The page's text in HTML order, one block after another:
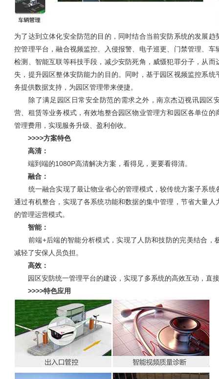
为了达到立体化安全防范的目的，同时结合当前安防系统的发展趋
控管理平台，融合视频监控、入侵报警、电子巡更、门禁管理、车
检测、智能互联等科技手段，减少安防死角，威慑犯罪分子，从而
失，提升园区整体安防能力的目的。同时，基于园区视频监控系统
务提供数据支持，为园区管理带来便捷。
除了满足园区日常安全防范的需求之外，南京杰迈视讯园区
营、租赁等业务模式，有效地整合园区物业管理方和园区各单位的
管理费用，实现服务升级、盈利创收。
>>>>方案特色
高清：
端到端的1080P高清解决方案，看得见，更要看得清。
融合：
统一融合实现了最让物业省心的管理模式，较传统方案子系统
通过有机整合，实现了各系统功能和数据的集中管理，节省大量人
的管理运营模式。
智能：
前端+后端的智能分析模式，实现了人防和技防的完美结合，
减轻了安保人员负担。
高效：
园区安防统一管理平台的建设，实现了多系统的高效互动，直
>>>>特色应用